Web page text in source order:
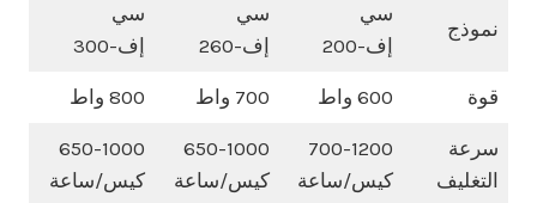
نموذج
سي
إف-200
سي
إف-260
سي
إف-300
قوة 600 واط 700 واط 800 واط
سرعة
التغليف
700-1200
كيس/ساعة
650-1000
كيس/ساعة
650-1000
كيس/ساعة